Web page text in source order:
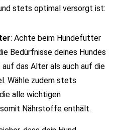
stets optimal versorgt ist:
: Achte beim Hundefutter
Bedürfnisse deines Hundes
das Alter als auch auf die
Wähle zudem stets
alle wichtigen
Nährstoffe enthält.